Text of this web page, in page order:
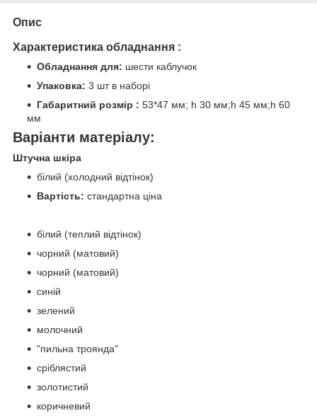
Опис
Характеристика обладнання :
Обладнання для: шести каблучок
Упаковка: 3 шт в наборі
Габаритний розмір : 53*47 мм; h 30 мм;h 45 мм;h 60
мм
Варіанти матеріалу:
Штучна шкіра
білий (холодний відтінок)
Вартість: стандартна ціна
білий (теплий відтінок)
чорний (матовий)
чорний (матовий)
синій
зелений
молочний
"пильна троянда"
сріблястий
золотистий
коричневий